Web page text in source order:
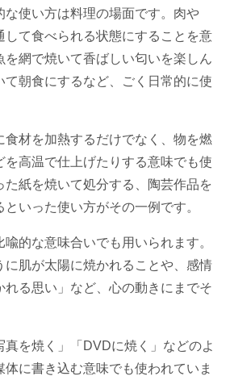
な使い方は料理の場面です。肉や
して食べられる状態にすることを意
を網で焼いて香ばしい匂いを楽しん
て朝食にするなど、ごく日常的に使
食材を加熱するだけでなく、物を燃
を高温で仕上げたりする意味でも使
た紙を焼いて処分する、陶芸作品を
いった使い方がその一例です。
的な意味合いでも用いられます。
に肌が太陽に焼かれることや、感情
れる思い」など、心の動きにまでそ
真を焼く」「DVDに焼く」などのよ
体に書き込む意味でも使われていま